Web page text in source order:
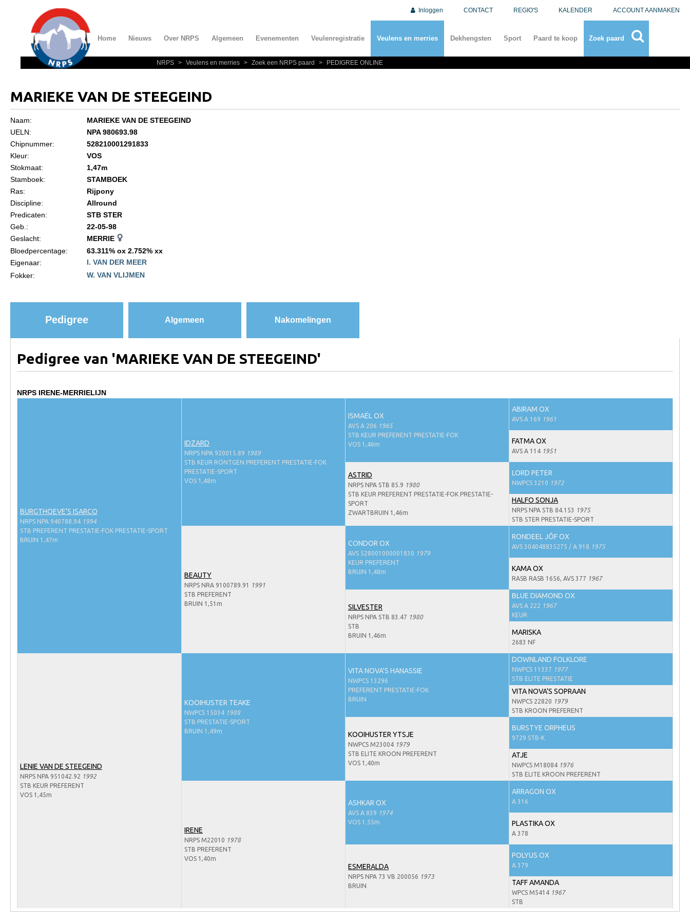
Inloggen CONTACT REGIO'S KALENDER ACCOUNT AANMAKEN
Home Nieuws Over NRPS Algemeen Evenementen Veulenregistratie Veulens en merries Dekhengsten Sport Paard te koop Zoek paard
Over NRPS
Statuten en reglementen
Algemeen
Import registratie
Informatie overschrijven paspoort
Animal Health Regulation
Gids voor Goede Praktijken
Marktplaats
Hengstenkeuring
Regionale Keuringen
PEDIGREE ONLINE
Informatie aan je paard of pony toevoegen
NRPS > Veulens en merries > Zoek een NRPS paard > PEDIGREE ONLINE
MARIEKE VAN DE STEEGEIND
Naam:
MARIEKE VAN DE STEEGEIND
UELN:
NPA 980693.98
Chipnummer:
528210001291833
Kleur:
VOS
Stokmaat:
1,47m
Stamboek:
STAMBOEK
Ras:
Rijpony
Discipline:
Allround
Predicaten:
STB STER
Geb.:
22-05-98
Geslacht:
MERRIE
Bloedpercentage:
63.311% ox 2.752% xx
Eigenaar:
I. VAN DER MEER
Fokker:
W. VAN VLIJMEN
Pedigree Algemeen Nakomelingen
Pedigree van 'MARIEKE VAN DE STEEGEIND'
NRPS IRENE-MERRIELIJN
BURGTHOEVE'S ISARCO
NRPS NPA 940788.94 1994
STB PREFERENT PRESTATIE-FOK PRESTATIE-SPORT
BRUIN 1,47m
IDZARD
NRPS NPA 920015.89 1989
STB KEUR RÖNTGEN PREFERENT PRESTATIE-FOK
PRESTATIE-SPORT
VOS 1,48m
ISMAËL OX
AVS A 206 1965
STB KEUR PREFERENT PRESTATIE-FOK
VOS 1,46m
ABIRAM OX
AVS A 169 1961
FATMA OX
AVS A 114 1951
ASTRID
NRPS NPA STB 85.9 1980
STB KEUR PREFERENT PRESTATIE-FOK PRESTATIE-
SPORT
ZWARTBRUIN 1,46m
LORD PETER
NWPCS 3210 1972
HALFO SONJA
NRPS NPA STB 84.153
1975
STB STER PRESTATIE-SPORT
BEAUTY
NRPS NRA 9100789.91
1991
STB PREFERENT
BRUIN 1,51m
CONDOR OX
AVS 528001000001830 1979
KEUR PREFERENT
BRUIN 1,48m
RONDEEL JÔF OX
AVS 304048835275 / A 918 1975
KAMA OX
RASB RASB 1656, AVS 377 1967
SILVESTER
NRPS NPA STB 83.47 1980
STB
BRUIN 1,46m
BLUE DIAMOND OX
AVS A 222 1967
KEUR
MARISKA
2683 NF
LENIE VAN DE STEEGEIND
NRPS NPA 951042.92 1992
STB KEUR PREFERENT
VOS 1,45m
KOOIHUSTER TEAKE
NWPCS 15034 1988
STB PRESTATIE-SPORT
BRUIN 1,49m
VITA NOVA'S HANASSIE
NWPCS 13296
PREFERENT PRESTATIE-FOK
BRUIN
DOWNLAND FOLKLORE
NWPCS 11337 1977
STB ELITE PRESTATIE
VITA NOVA'S SOPRAAN
NWPCS 22820 1979
STB KROON PREFERENT
KOOIHUSTER YTSJE
NWPCS M23004 1979
STB ELITE KROON PREFERENT
VOS 1,40m
BURSTYE ORPHEUS
9729 STB-K
ATJE
NWPCS M18084 1976
STB ELITE KROON PREFERENT
IRENE
NRPS M22010 1978
STB PREFERENT
VOS 1,40m
ASHKAR OX
AVS A 839 1974
VOS 1,55m
ARRAGON OX
A 316
PLASTIKA OX
A 378
ESMERALDA
NRPS NPA 73 VB 200056 1973
BRUIN
POLYUS OX
A 379
TAFF AMANDA
WPCS M5414 1967
STB